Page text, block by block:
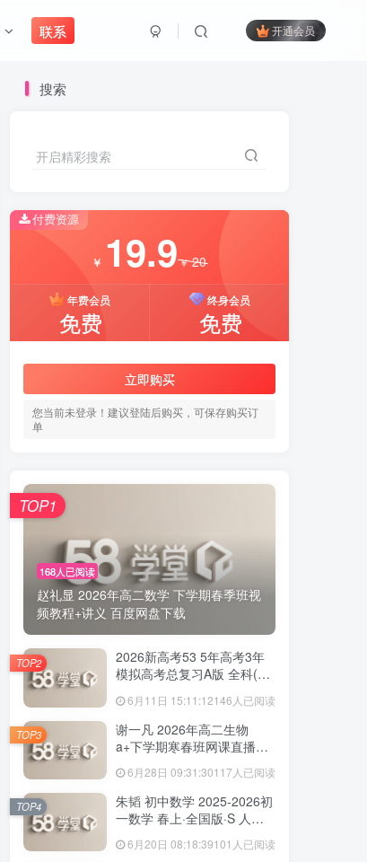
联系 开通会员
搜索
开启精彩搜索
付费资源
￥ 19.9￥20
年费会员
免费
终身会员
免费
立即购买
您当前未登录！建议登陆后购买，可保存购买订
单
168人已阅读
赵礼显 2026年高二数学 下学期春季班视
频教程+讲义 百度网盘下载
TOP1
2026新高考53 5年高考3年
模拟高考总复习A版 全科(无
6月11日 15:11:12146人已阅读
TOP2
谢一凡 2026年高二生物
a+下学期寒春班网课直播教
6月28日 09:31:30117人已阅读
TOP3
朱韬 初中数学 2025-2026初
一数学 春上·全国版·S 人教
6月20日 08:18:39101人已阅读
TOP4